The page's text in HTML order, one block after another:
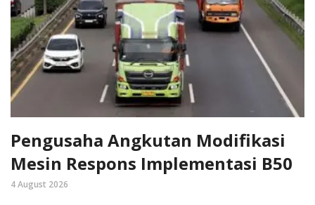
Pengusaha Angkutan Modifikasi
Mesin Respons Implementasi B50
4 August 2026